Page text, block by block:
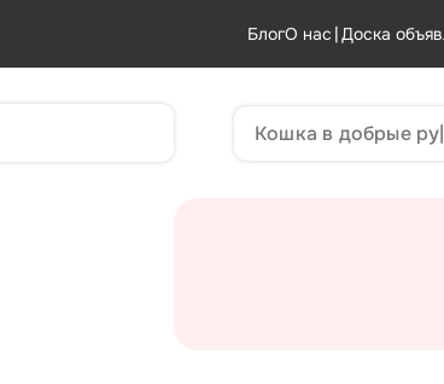
БлогО нас |Доска